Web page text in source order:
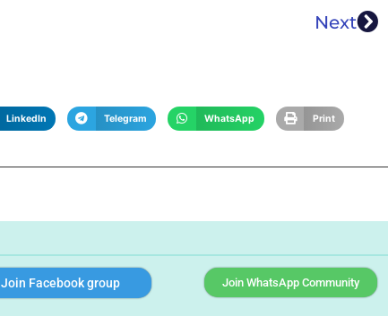
Next
LinkedIn Telegram WhatsApp Print
Join Facebook group Join WhatsApp Community